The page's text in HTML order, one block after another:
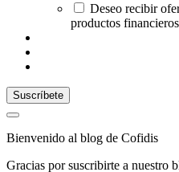
Deseo recibir
productos
Bienvenido al blog de Cofidis
Gracias por suscribirte a nuestro